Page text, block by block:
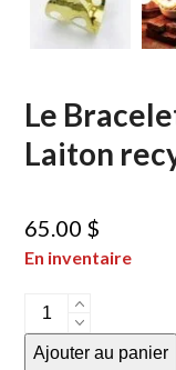
Le
Laiton
65.00 $
En inventaire
quantité
de
Le
Ajouter au panier